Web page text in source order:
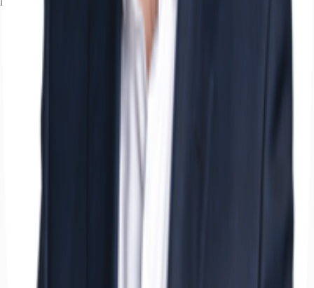
Ihr Kontakt